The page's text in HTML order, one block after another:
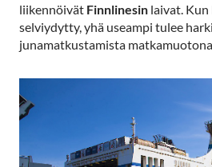
liikennöivät Finnlinesin laivat.
selviydytty, yhä useampi tulee
junamatkustamista